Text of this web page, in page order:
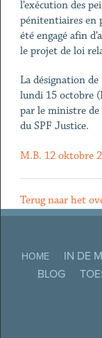
l’exécution des
pénitentiaires en
été engagé afin
le projet de loi
La désignation
lundi 15 octobre
par le ministre
du SPF Justice.
M.B. 12 oktobre
Terug naar het
HOME IN DE
BLOG